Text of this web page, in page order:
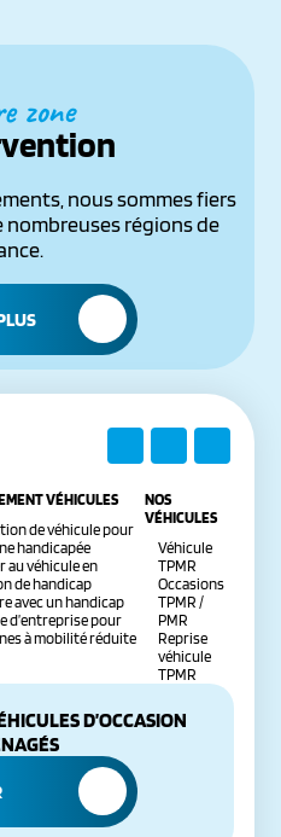
zone
nous sommes fiers
nombreuses régions de
VÉHICULES
de véhicule pour
handicapée
au véhicule en
de handicap
avec un handicap
d’entreprise pour
à mobilité réduite
NOS
VÉHICULES
Véhicule
TPMR
Occasions
TPMR /
PMR
Reprise
véhicule
TPMR
D’OCCASION